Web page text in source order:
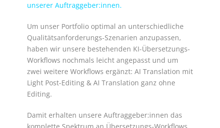
unserer Auftraggeber:innen.
Um unser Portfolio optimal an unterschiedliche
Qualitätsanforderungs-Szenarien anzupassen,
haben wir unsere bestehenden KI-Übersetzungs-
Workflows nochmals leicht angepasst und um
zwei weitere Workflows ergänzt: AI Translation mit
Light Post-Editing & AI Translation ganz ohne
Editing.
Damit erhalten unsere Auftraggeber:innen das